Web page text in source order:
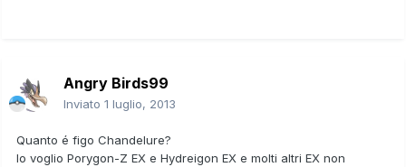
Angry Birds99
Inviato 1 luglio, 2013
Quanto é figo Chandelure?
Io voglio Porygon-Z EX e Hydreigon EX e molti altri EX non